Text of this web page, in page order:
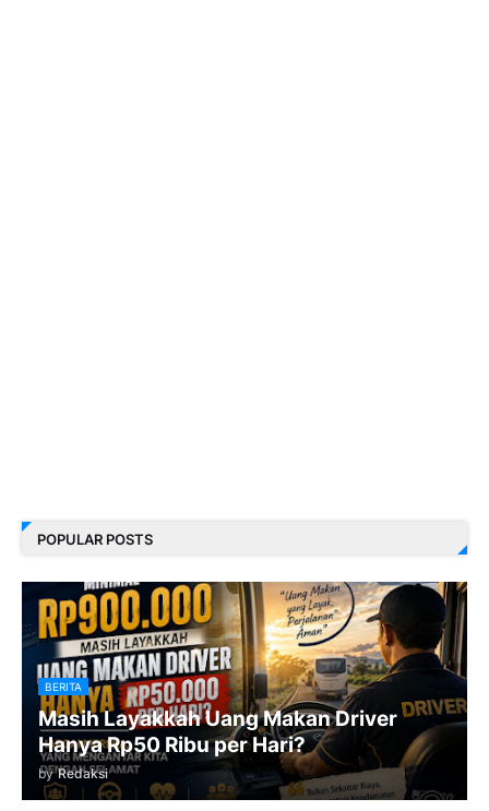
POPULAR POSTS
BERITA
Masih Layakkah Uang Makan Driver
Hanya Rp50 Ribu per Hari?
by Redaksi